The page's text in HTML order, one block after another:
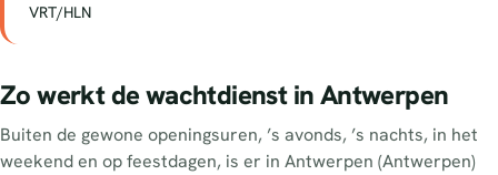
VRT/HLN
Zo werkt de wachtdienst in Antwerpen
Buiten de gewone openingsuren, ’s avonds, ’s nachts, in het
weekend en op feestdagen, is er in Antwerpen (Antwerpen)